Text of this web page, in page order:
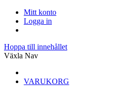
Mitt konto
Logga in
Hoppa till innehållet
Växla Nav
VARUKORG